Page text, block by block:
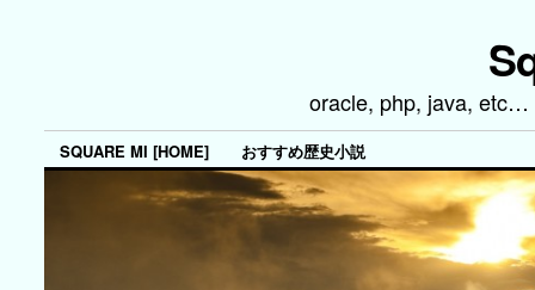
oracle, php, java, etc…
SQUARE MI [HOME] おすすめ歴史小説